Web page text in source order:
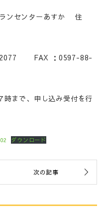
ンセンターあすか 住
FAX ：0597-88-
時まで、申し込み受付を行
ダウンロード